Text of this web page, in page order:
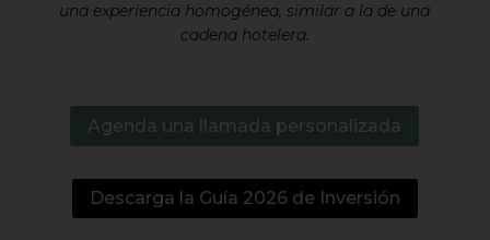
una experiencia homogénea, similar a la de una
cadena hotelera.
Agenda una llamada personalizada
Descarga la Guía 2026 de Inversión